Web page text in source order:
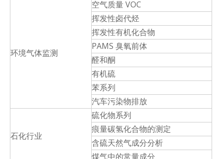
环境气体监测
空气质量 VOC
挥发性卤代烃
挥发性有机化合物
PAMS 臭氧前体
醛和酮
有机硫
苯系列
汽车污染物排放
石化行业
硫化物系列
痕量碳氢化合物的测定
含硫天然气成分分析
煤气中的常量成分